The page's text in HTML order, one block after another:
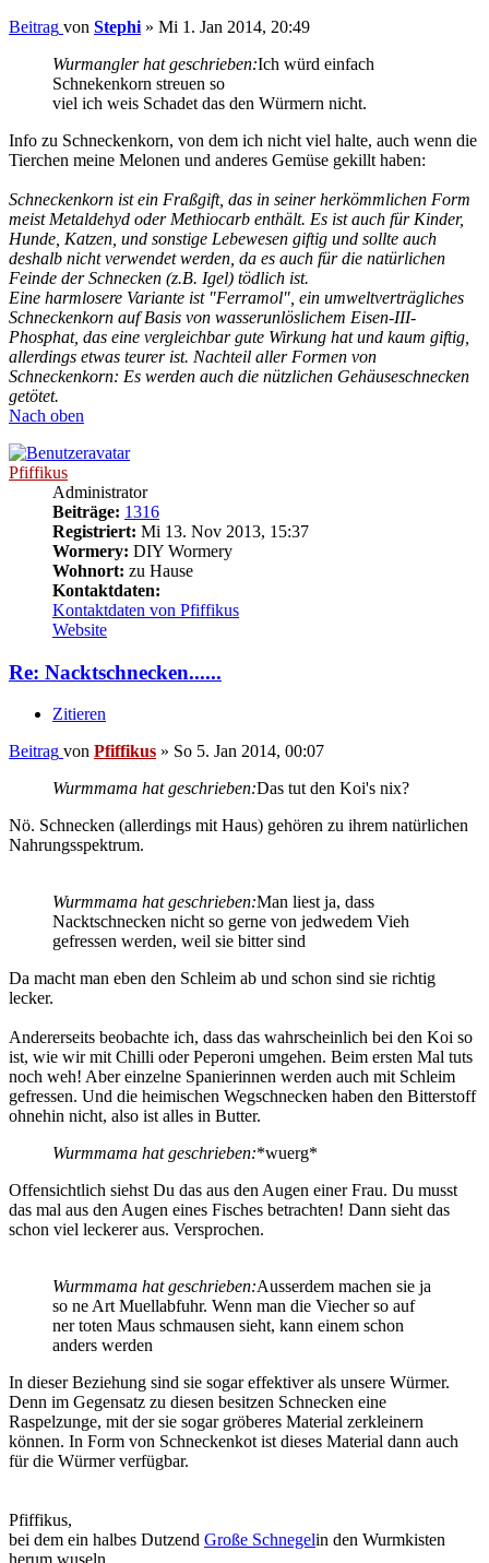
Beitrag von Stephi » Mi 1. Jan 2014, 20:49
Wurmangler hat geschrieben:Ich würd einfach
Schnekenkorn streuen so
viel ich weis Schadet das den Würmern nicht.
Info zu Schneckenkorn, von dem ich nicht viel halte, auch wenn die
Tierchen meine Melonen und anderes Gemüse gekillt haben:
Schneckenkorn ist ein Fraßgift, das in seiner herkömmlichen Form
meist Metaldehyd oder Methiocarb enthält. Es ist auch für Kinder,
Hunde, Katzen, und sonstige Lebewesen giftig und sollte auch
deshalb nicht verwendet werden, da es auch für die natürlichen
Feinde der Schnecken (z.B. Igel) tödlich ist.
Eine harmlosere Variante ist "Ferramol", ein umweltverträgliches
Schneckenkorn auf Basis von wasserunlöslichem Eisen-III-
Phosphat, das eine vergleichbar gute Wirkung hat und kaum giftig,
allerdings etwas teurer ist. Nachteil aller Formen von
Schneckenkorn: Es werden auch die nützlichen Gehäuseschnecken
getötet.
Nach oben
Pfiffikus
Administrator
Beiträge: 1316
Registriert: Mi 13. Nov 2013, 15:37
Wormery: DIY Wormery
Wohnort: zu Hause
Kontaktdaten:
Kontaktdaten von Pfiffikus
Website
Re: Nacktschnecken......
Zitieren
Beitrag von Pfiffikus » So 5. Jan 2014, 00:07
Wurmmama hat geschrieben:Das tut den Koi's nix?
Nö. Schnecken (allerdings mit Haus) gehören zu ihrem natürlichen
Nahrungsspektrum.
Wurmmama hat geschrieben:Man liest ja, dass
Nacktschnecken nicht so gerne von jedwedem Vieh
gefressen werden, weil sie bitter sind
Da macht man eben den Schleim ab und schon sind sie richtig
lecker.
Andererseits beobachte ich, dass das wahrscheinlich bei den Koi so
ist, wie wir mit Chilli oder Peperoni umgehen. Beim ersten Mal tuts
noch weh! Aber einzelne Spanierinnen werden auch mit Schleim
gefressen. Und die heimischen Wegschnecken haben den Bitterstoff
ohnehin nicht, also ist alles in Butter.
Wurmmama hat geschrieben:*wuerg*
Offensichtlich siehst Du das aus den Augen einer Frau. Du musst
das mal aus den Augen eines Fisches betrachten! Dann sieht das
schon viel leckerer aus. Versprochen.
Wurmmama hat geschrieben:Ausserdem machen sie ja
so ne Art Muellabfuhr. Wenn man die Viecher so auf
ner toten Maus schmausen sieht, kann einem schon
anders werden
In dieser Beziehung sind sie sogar effektiver als unsere Würmer.
Denn im Gegensatz zu diesen besitzen Schnecken eine
Raspelzunge, mit der sie sogar gröberes Material zerkleinern
können. In Form von Schneckenkot ist dieses Material dann auch
für die Würmer verfügbar.
Pfiffikus,
bei dem ein halbes Dutzend Große Schnegelin den Wurmkisten